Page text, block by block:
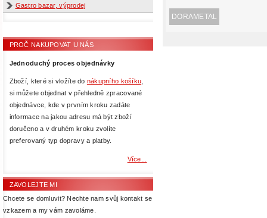
Gastro bazar, výprodej
PROČ NAKUPOVAT U NÁS
Jednoduchý proces objednávky
Zboží, které si vložíte do nákupního košíku,
si můžete objednat v přehledně zpracované
objednávce, kde v prvním kroku zadáte
informace na jakou adresu má být zboží
doručeno a v druhém kroku zvolíte
preferovaný typ dopravy a platby.
Více...
ZAVOLEJTE MI
Chcete se domluvit? Nechte nam svůj kontakt se
vzkazem a my vám zavoláme.
DORAMETAL